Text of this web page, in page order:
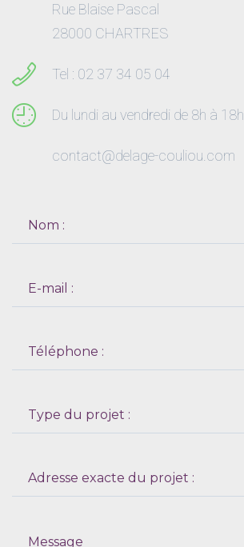
Rue Blaise Pascal
28000 CHARTRES
Tel : 02 37 34 05 04
Du lundi au vendredi de 8h à 18h
contact@delage-couliou.com